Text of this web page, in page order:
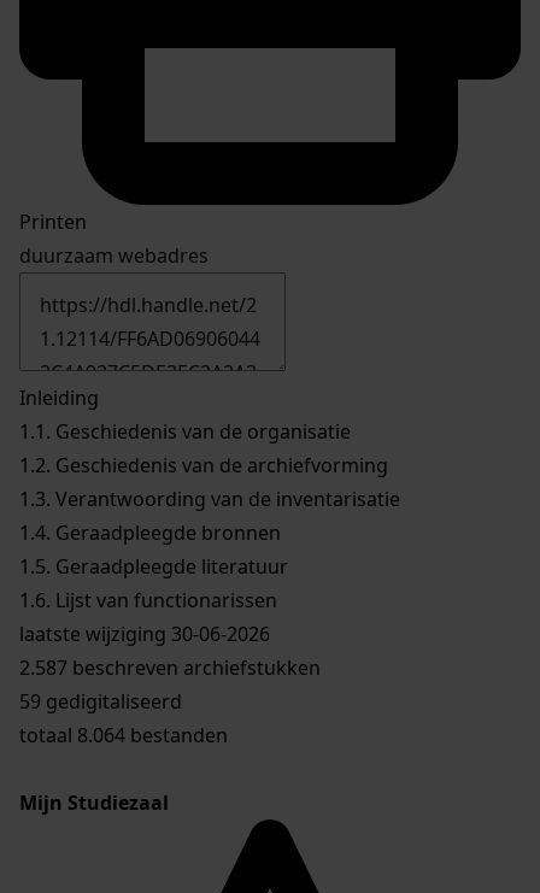
Printen
duurzaam webadres
Inleiding
1.1. Geschiedenis van de organisatie
1.2. Geschiedenis van de archiefvorming
1.3. Verantwoording van de inventarisatie
1.4. Geraadpleegde bronnen
1.5. Geraadpleegde literatuur
1.6. Lijst van functionarissen
laatste wijziging 30-06-2026
2.587 beschreven archiefstukken
59 gedigitaliseerd
totaal 8.064 bestanden
Mijn Studiezaal